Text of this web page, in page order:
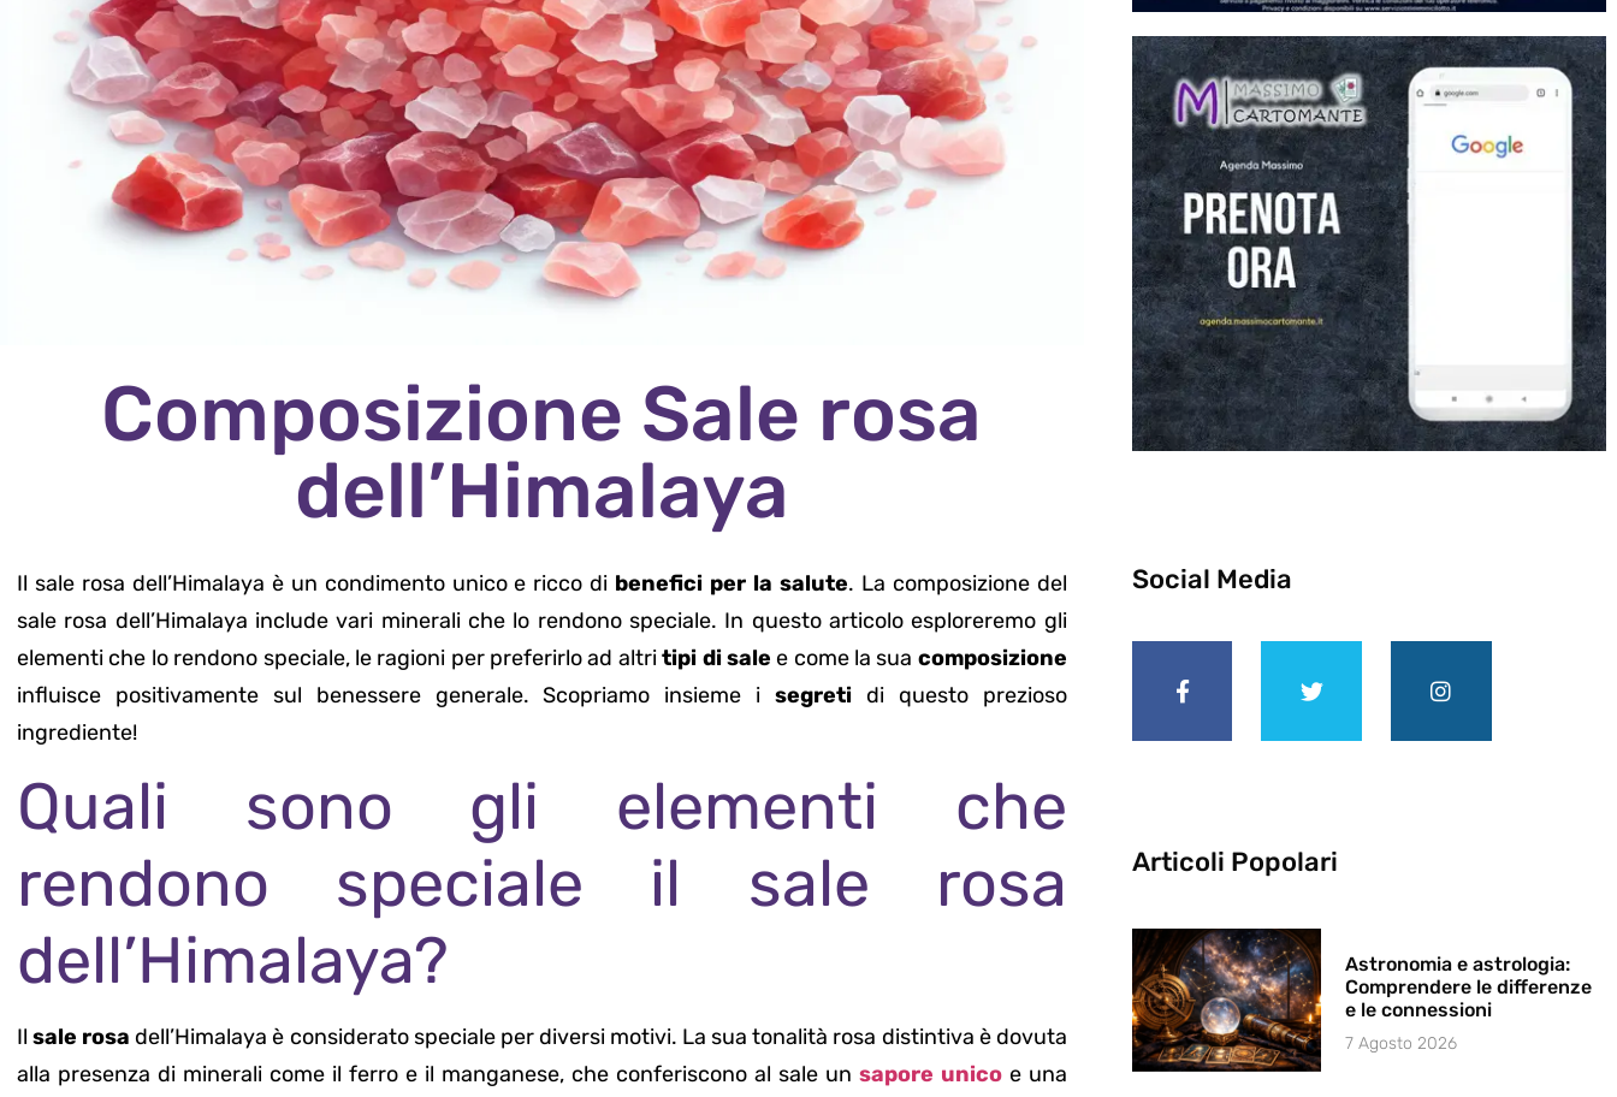
Composizione Sale rosa
dell’Himalaya
Il sale rosa dell’Himalaya è un condimento unico e ricco di benefici per la salute. La composizione del
sale rosa dell’Himalaya include vari minerali che lo rendono speciale. In questo articolo esploreremo gli
elementi che lo rendono speciale, le ragioni per preferirlo ad altritipi di sale e come la sua composizione
influisce positivamente sul benessere generale. Scopriamo insieme isegretidi questo prezioso
ingrediente!
Quali sono gli elementi che
rendono speciale il sale rosa
dell’Himalaya?
Il sale rosadell’Himalaya è considerato speciale per diversi motivi. La sua tonalità rosa distintiva è dovuta
alla presenza di minerali come il ferro e il manganese, che conferiscono al sale un sapore unicoe una
Social Media
Articoli Popolari
Astronomia e astrologia:
Comprendere le differenze
e le connessioni
7 Agosto 2026